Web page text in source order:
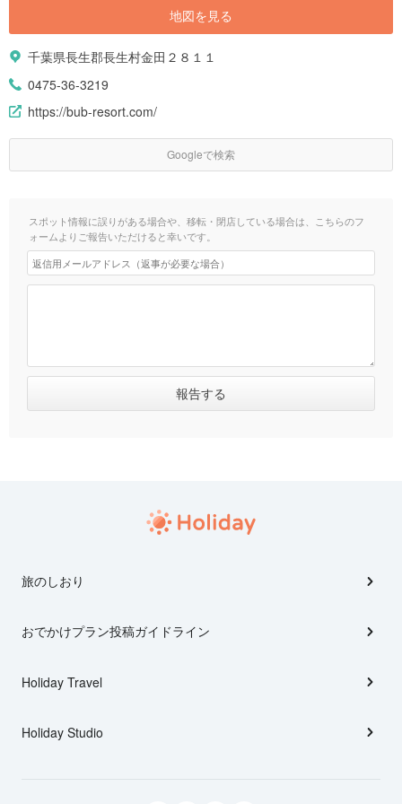
地図を見る
千葉県長生郡長生村金田２８１１
0475-36-3219
https://bub-resort.com/
Googleで検索
スポット情報に誤りがある場合や、移転・閉店している場合は、こちらのフ
ォームよりご報告いただけると幸いです。
旅のしおり
おでかけプラン投稿ガイドライン
Holiday Travel
Holiday Studio